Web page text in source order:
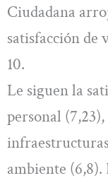
Ciudadana
satisfacción de
10.
Le siguen la
personal
ambiente